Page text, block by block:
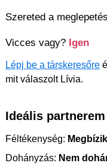
Szereted a
Vicces vagy? Igen
Lépj be a társkeresőre
mit válaszolt Lívia.
Ideális partnerem
Féltékenység:
Dohányzás: Nem